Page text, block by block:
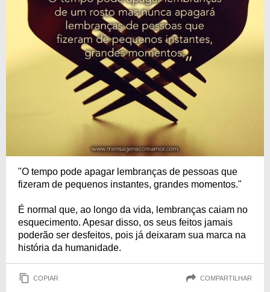
"O tempo pode apagar lembranças de pessoas que
fizeram de pequenos instantes, grandes momentos."
É normal que, ao longo da vida, lembranças caiam no
esquecimento. Apesar disso, os seus feitos jamais
poderão ser desfeitos, pois já deixaram sua marca na
história da humanidade.
COPIAR COMPARTILHAR